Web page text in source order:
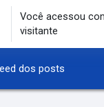
de pesquisa
Você acessou
visitante
dos posts